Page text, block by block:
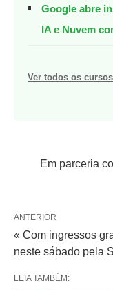
Google abre
IA e Nuvem
Ver todos os
Em parceria
ANTERIOR
« Com ingressos
neste sábado pela
LEIA TAMBÉM: